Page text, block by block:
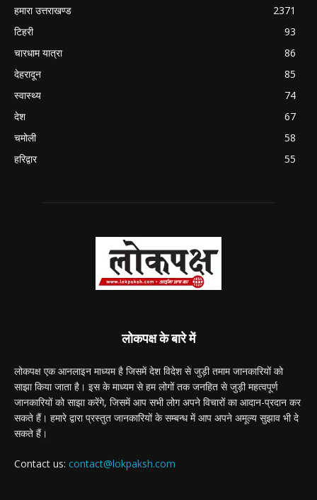
हमारा उत्तराखण्ड
2371
टिहरी
93
चारधाम यात्रा
86
देहरादून
85
स्वास्थ्य
74
देश
67
चमोली
58
हरिद्वार
55
लोकपक्ष के बारे में
लोकपक्ष एक आनलाइन माध्यम है जिसमें देश विदेश से जुड़ी तमाम जानकारियों को
साझा किया जाता है। इस के माध्यम से हम लोगों तक जनहित से जुड़ी महत्वपूर्ण
जानकारियों को साझा करेंगे, जिसमें आप सभी लोग अपने विचारों का आदान-प्रदान कर
सकते हैं। हमारे द्वारा प्रस्तुत जानकारियों के सम्बन्ध में आप अपने अमूल्य सुझाव भी दे
सकते हैं।
Contact us: contact@lokpaksh.com